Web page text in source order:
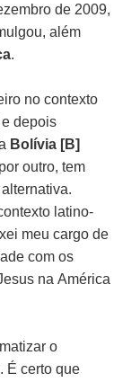
de 2009,
além
.
no contexto
e depois
Bolívia [B]
outro, tem
latino-
meu cargo de
com os
na América
o
É certo que